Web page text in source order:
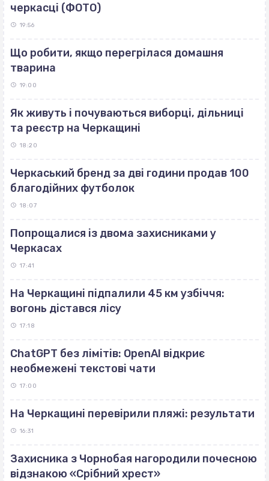
черкасці (ФОТО)
19:56
Що робити, якщо перегрілася домашня
тварина
19:00
Як живуть і почуваються виборці, дільниці
та реєстр на Черкащині
18:20
Черкаський бренд за дві години продав 100
благодійних футболок
18:07
Попрощалися із двома захисниками у
Черкасах
17:41
На Черкащині підпалили 45 км узбіччя:
вогонь дістався лісу
17:18
ChatGPT без лімітів: OpenAI відкриє
необмежені текстові чати
17:00
На Черкащині перевірили пляжі: результати
16:31
Захисника з Чорнобая нагородили почесною
відзнакою «Срібний хрест»